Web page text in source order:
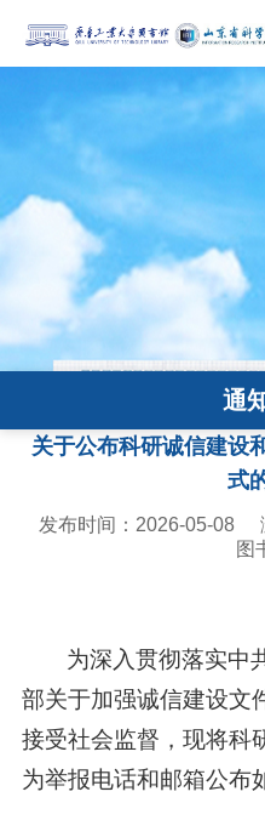
通
关于公布科研诚信建设
式
发布时间：2026-05-08
图
为深入贯彻落实中
部关于加强诚信建设文
接受社会监督，现将科
为举报电话和邮箱公布